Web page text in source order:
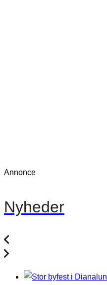
Annonce
Nyheder